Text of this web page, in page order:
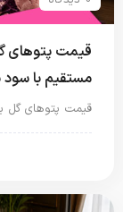
قیمت پتوهای
مستقیم با سود
قیمت پتوهای گل